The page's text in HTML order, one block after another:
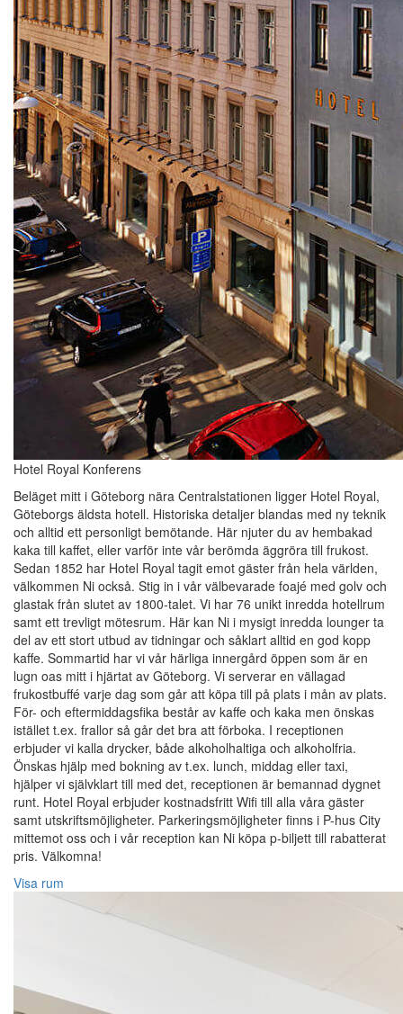
Hotel Royal Konferens
Beläget mitt i Göteborg nära Centralstationen ligger Hotel Royal,
Göteborgs äldsta hotell. Historiska detaljer blandas med ny teknik
och alltid ett personligt bemötande. Här njuter du av hembakad
kaka till kaffet, eller varför inte vår berömda äggröra till frukost.
Sedan 1852 har Hotel Royal tagit emot gäster från hela världen,
välkommen Ni också. Stig in i vår välbevarade foajé med golv och
glastak från slutet av 1800-talet. Vi har 76 unikt inredda hotellrum
samt ett trevligt mötesrum. Här kan Ni i mysigt inredda lounger ta
del av ett stort utbud av tidningar och såklart alltid en god kopp
kaffe. Sommartid har vi vår härliga innergård öppen som är en
lugn oas mitt i hjärtat av Göteborg. Vi serverar en vällagad
frukostbuffé varje dag som går att köpa till på plats i mån av plats.
För- och eftermiddagsfika består av kaffe och kaka men önskas
istället t.ex. frallor så går det bra att förboka. I receptionen
erbjuder vi kalla drycker, både alkoholhaltiga och alkoholfria.
Önskas hjälp med bokning av t.ex. lunch, middag eller taxi,
hjälper vi självklart till med det, receptionen är bemannad dygnet
runt. Hotel Royal erbjuder kostnadsfritt Wifi till alla våra gäster
samt utskriftsmöjligheter. Parkeringsmöjligheter finns i P-hus City
mittemot oss och i vår reception kan Ni köpa p-biljett till rabatterat
pris. Välkomna!
Visa rum